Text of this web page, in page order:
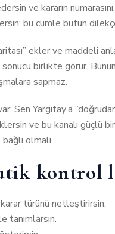
ve kararın
bu cümle bütün
ekler ve maddeli
birlikte görür.
sapmaz.
Sen Yargıtay’a
ve bu kanalı güçlü
olmalı.
kontrol
türünü netleştirirsin.
tanımlarsın.